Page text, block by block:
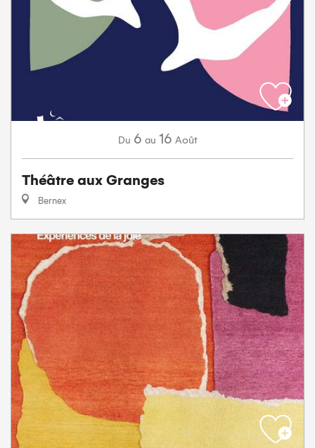
Du 6 au 16 Août
Théâtre aux Granges
Bernex